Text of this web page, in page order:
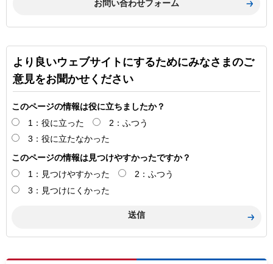
より良いウェブサイトにするためにみなさまのご
意見をお聞かせください
このページの情報は役に立ちましたか？
1：役に立った
2：ふつう
3：役に立たなかった
このページの情報は見つけやすかったですか？
1：見つけやすかった
2：ふつう
3：見つけにくかった